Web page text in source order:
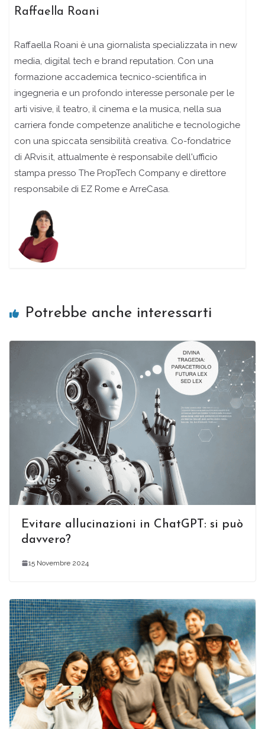
Raffaella Roani
Raffaella Roani è una giornalista specializzata in new
media, digital tech e brand reputation. Con una
formazione accademica tecnico-scientifica in
ingegneria e un profondo interesse personale per le
arti visive, il teatro, il cinema e la musica, nella sua
carriera fonde competenze analitiche e tecnologiche
con una spiccata sensibilità creativa. Co-fondatrice
di ARvis.it, attualmente è responsabile dell'ufficio
stampa presso The PropTech Company e direttore
responsabile di EZ Rome e ArreCasa.
Potrebbe anche interessarti
Evitare allucinazioni in ChatGPT: si può
davvero?
15 Novembre 2024